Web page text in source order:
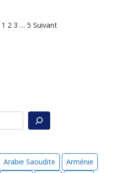
1 2 3 … 5 Suivant
Arabie Saoudite
Arménie